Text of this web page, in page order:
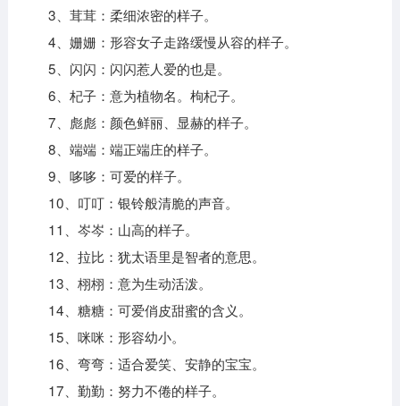
3、茸茸：柔细浓密的样子。
4、姗姗：形容女子走路缓慢从容的样子。
5、闪闪：闪闪惹人爱的也是。
6、杞子：意为植物名。枸杞子。
7、彪彪：颜色鲜丽、显赫的样子。
8、端端：端正端庄的样子。
9、哆哆：可爱的样子。
10、叮叮：银铃般清脆的声音。
11、岑岑：山高的样子。
12、拉比：犹太语里是智者的意思。
13、栩栩：意为生动活泼。
14、糖糖：可爱俏皮甜蜜的含义。
15、咪咪：形容幼小。
16、弯弯：适合爱笑、安静的宝宝。
17、勤勤：努力不倦的样子。